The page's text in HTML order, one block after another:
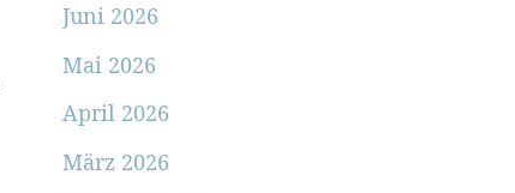
Juni 2026
Mai 2026
April 2026
März 2026